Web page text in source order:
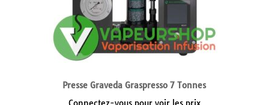
Presse Graveda Graspresso 7 Tonnes